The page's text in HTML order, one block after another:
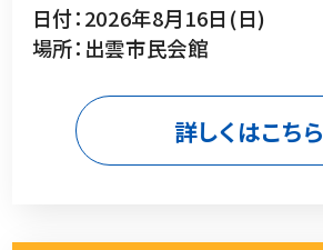
日付：2026年8月16日(日)
場所：出雲市民会館
詳しくはこちら